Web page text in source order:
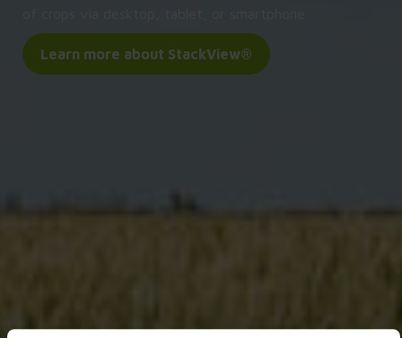
Learn more about StackView®